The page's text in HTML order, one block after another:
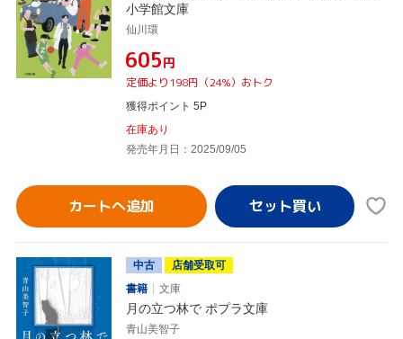
小学館文庫
仙川環
¥605円
定価より198円（24%）おトク
獲得ポイント 5P
在庫あり
発売年月日：2025/09/05
カートへ追加
中古
店舗受取可
書籍
文庫
月の立つ林で ポプラ文庫
青山美智子